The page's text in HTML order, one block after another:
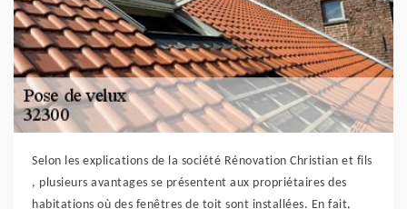
Selon les explications de la société Rénovation Christian et fils
, plusieurs avantages se présentent aux propriétaires des
habitations où des fenêtres de toit sont installées. En fait,